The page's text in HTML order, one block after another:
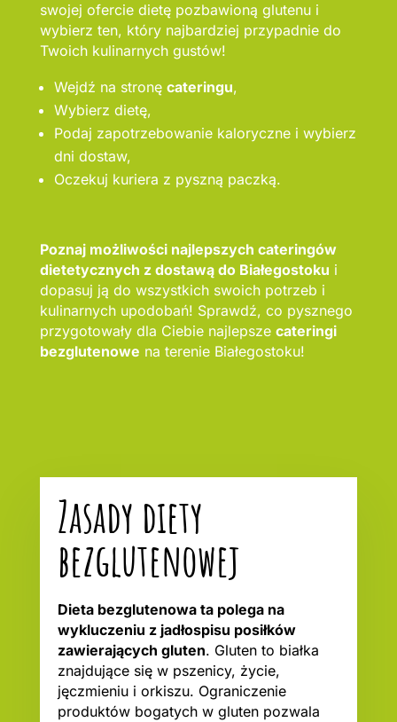
swojej ofercie dietę pozbawioną glutenu i
wybierz ten, który najbardziej przypadnie do
Twoich kulinarnych gustów!
Wejdź na stronę cateringu,
Wybierz dietę,
Podaj zapotrzebowanie kaloryczne i wybierz
dni dostaw,
Oczekuj kuriera z pyszną paczką.
Poznaj możliwości najlepszych cateringów
dietetycznych z dostawą do Białegostoku i
dopasuj ją do wszystkich swoich potrzeb i
kulinarnych upodobań! Sprawdź, co pysznego
przygotowały dla Ciebie najlepsze cateringi
bezglutenowe na terenie Białegostoku!
Zasady diety
bezglutenowej
Dieta bezglutenowa ta polega na
wykluczeniu z jadłospisu posiłków
zawierających gluten. Gluten to białka
znajdujące się w pszenicy, życie,
jęczmieniu i orkiszu. Ograniczenie
produktów bogatych w gluten pozwala